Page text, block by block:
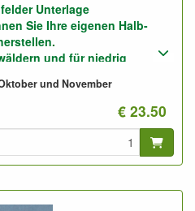
Unterlage
Sie Ihre eigenen Halb-
und für niedrig
(3 bis 5 Meter Höhe
für niedrige Stämme auf
B. Waldböden, verwenden.
und November
€ 23.50